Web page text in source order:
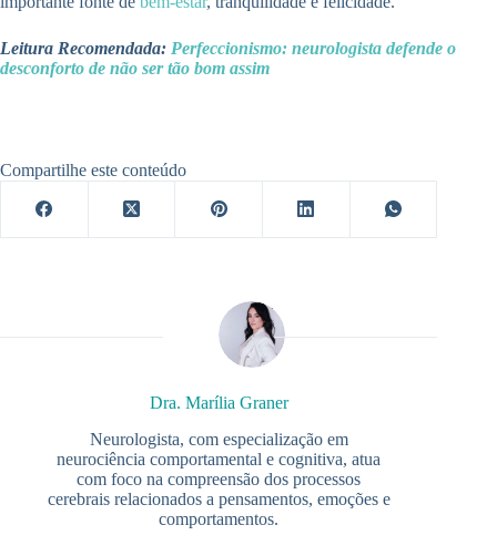
Leitura Recomendada: Perfeccionismo: neurologista defende o
desconforto de não ser tão bom assim
Compartilhe este conteúdo
Dra. Marília Graner
Neurologista, com especialização em
neurociência comportamental e cognitiva, atua
com foco na compreensão dos processos
cerebrais relacionados a pensamentos, emoções e
comportamentos.